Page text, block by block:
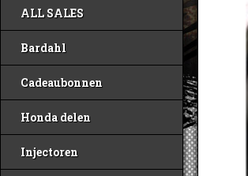
ALL SALES
Bardahl
Cadeaubonnen
Honda delen
Injectoren